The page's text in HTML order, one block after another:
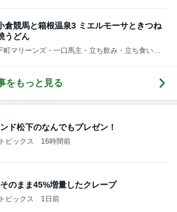
をもっと見る
ピックス 16時間前
のまま45%増量したクレープ
ピックス 1日前
の為に購入したアイテム
ピックス 20時間前